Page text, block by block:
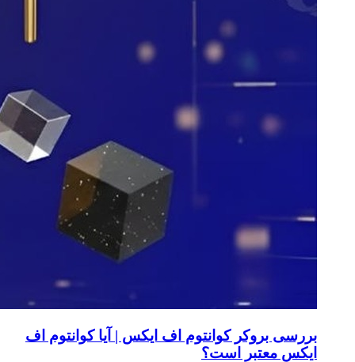
بررسی بروکر کوانتوم اف ایکس | آیا کوانتوم اف
ایکس معتبر است؟